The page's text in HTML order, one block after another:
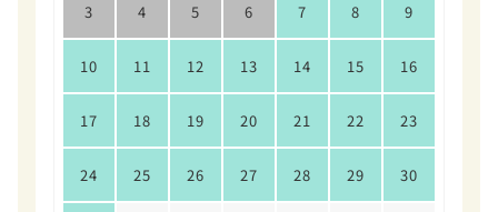
3 4 5 6 7 8 9
10 11 12 13 14 15 16
17 18 19 20 21 22 23
24 25 26 27 28 29 30